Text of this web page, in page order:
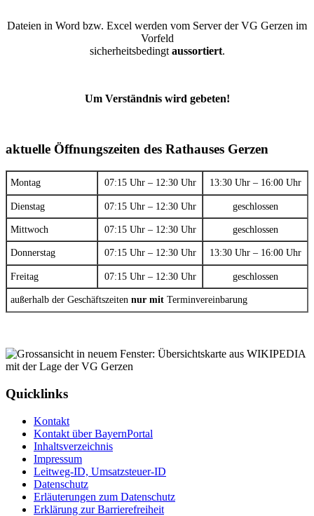
Dateien in Word bzw. Excel werden vom Server der VG Gerzen im
Vorfeld
sicherheitsbedingt aussortiert.
Um Verständnis wird gebeten!
aktuelle Öffnungszeiten des Rathauses Gerzen
Montag 07:15 Uhr – 12:30 Uhr 13:30 Uhr – 16:00 Uhr
Dienstag 07:15 Uhr – 12:30 Uhr geschlossen
Mittwoch 07:15 Uhr – 12:30 Uhr geschlossen
Donnerstag 07:15 Uhr – 12:30 Uhr 13:30 Uhr – 16:00 Uhr
Freitag 07:15 Uhr – 12:30 Uhr geschlossen
außerhalb der Geschäftszeiten nur mit Terminvereinbarung
Quicklinks
Kontakt
Kontakt über BayernPortal
Inhaltsverzeichnis
Impressum
Leitweg-ID, Umsatzsteuer-ID
Datenschutz
Erläuterungen zum Datenschutz
Erklärung zur Barrierefreiheit